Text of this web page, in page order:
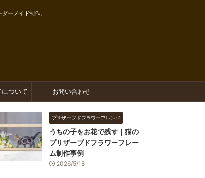
ーメイド制作。
について お問い合わせ
プリザーブドフラワーアレンジ
うちの子をお花で残す｜猫の
プリザーブドフラワーフレー
ム制作事例
2026/5/18